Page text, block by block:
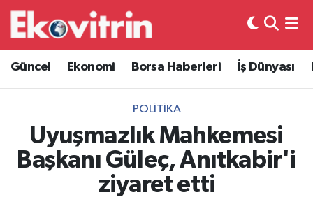
Güncel Ekonomi Borsa Haberleri İş Dünyası
POLITIKA
Uyuşmazlık Mahkemesi
Başkanı Güleç, Anıtkabir'i
ziyaret etti
Güncel
Ekonomi
Borsa Haberleri
İş Dünyası
Hava Durumu
Trafik Durumu
Süper Lig Puan Durumu ve Fikstür
Tüm Manşetler
Son Dakika Haberleri